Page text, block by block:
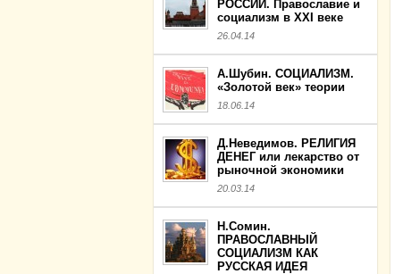
РОССИИ. Православие и
социализм в XXI веке
26.04.14
А.Шубин. СОЦИАЛИЗМ.
«Золотой век» теории
18.06.14
Д.Неведимов. РЕЛИГИЯ
ДЕНЕГ или лекарство от
рыночной экономики
20.03.14
Н.Сомин.
ПРАВОСЛАВНЫЙ
СОЦИАЛИЗМ КАК
РУССКАЯ ИДЕЯ